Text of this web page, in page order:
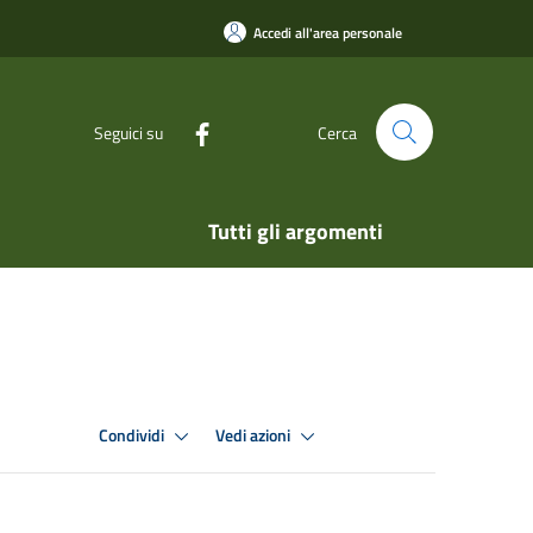
Accedi all'area personale
Seguici su Cerca
Tutti gli argomenti
Condividi Vedi azioni